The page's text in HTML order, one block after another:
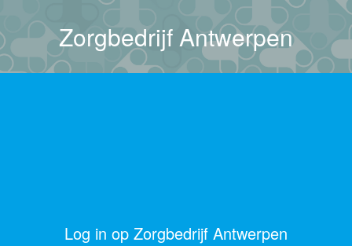
Zorgbedrijf Antwerpen
Log in op Zorgbedrijf Antwerpen